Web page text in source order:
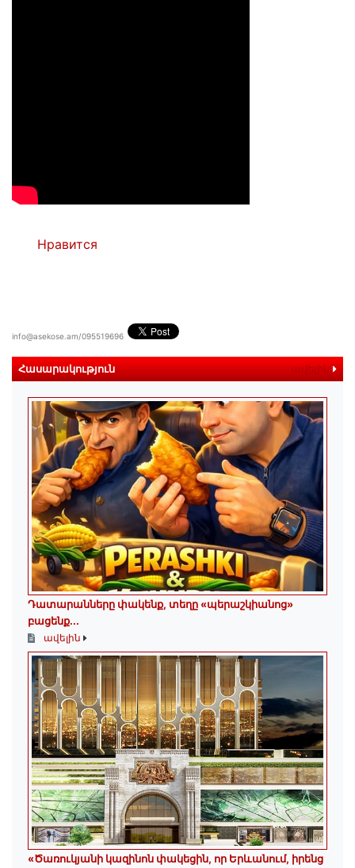
Нравится
info@asekose.am/095519696
Հասարակություն ավելին
Դատարանները փակենք, տեղը «պերաշկիանոց»
բացենք․․․
ավելին
«Ծառուկյանի կազինոն փակեցին, որ Երևանում, իրենց